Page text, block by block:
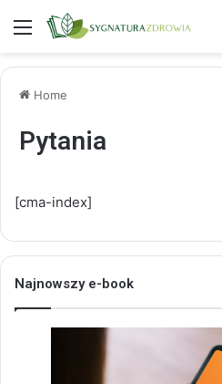
Menu
Home
Pytania
[cma-index]
Najnowszy e-book